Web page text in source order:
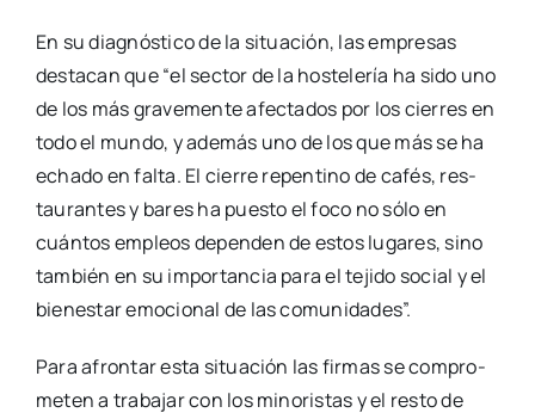
En su diag­nós­ti­co de la situa­ción, las empre­sas
des­ta­can que “el sec­tor de la hos­te­le­ría ha sido uno
de los más gra­ve­men­te afec­ta­dos por los cie­rres en
todo el mun­do, y ade­más uno de los que más se ha
echa­do en fal­ta. El cie­rre repen­tino de cafés, res­
tau­ran­tes y bares ha pues­to el foco no sólo en
cuán­tos empleos depen­den de estos luga­res, sino
tam­bién en su impor­tan­cia para el teji­do social y el
bien­es­tar emo­cio­nal de las comu­ni­da­des”.
Para afron­tar esta situa­ción las fir­mas se com­pro­
me­ten a tra­ba­jar con los mino­ris­tas y el res­to de